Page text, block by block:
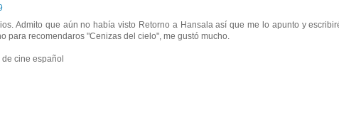
Admito que aún no había visto Retorno a Hansala así que me lo apunto y
para recomendaros "Cenizas del cielo", me gustó mucho.
cine español